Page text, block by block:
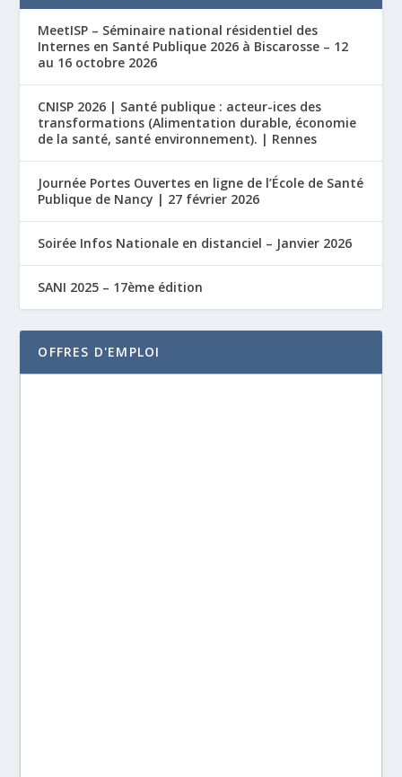
MeetISP – Séminaire national résidentiel des
Internes en Santé Publique 2026 à Biscarosse – 12
au 16 octobre 2026
CNISP 2026 | Santé publique : acteur-ices des
transformations (Alimentation durable, économie
de la santé, santé environnement). | Rennes
Journée Portes Ouvertes en ligne de l’École de Santé
Publique de Nancy | 27 février 2026
Soirée Infos Nationale en distanciel – Janvier 2026
SANI 2025 – 17ème édition
OFFRES D'EMPLOI